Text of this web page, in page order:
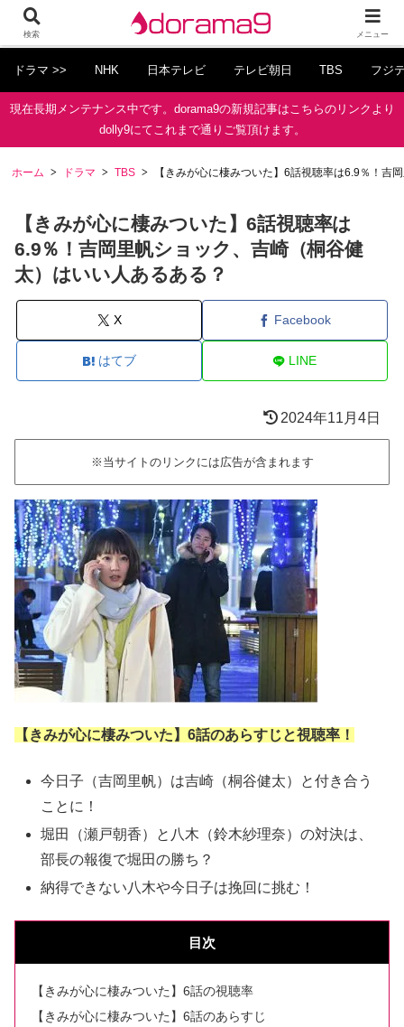
ドラマ >> NHK 日本テレビ テレビ朝日 TBS フジ
現在長期メンテナンス中です。dorama9の新規記事はこちらのリンクより
dolly9にてこれまで通りご覧頂けます。
ホーム ドラマ TBS 【きみが心に棲みついた】6話視聴率は6.9％！吉
【きみが心に棲みついた】6話視聴率は
6.9％！吉岡里帆ショック、吉崎（桐谷健
太）はいい人あるある？
X Facebook
はてブ LINE
2024年11月4日
※当サイトのリンクには広告が含まれます
【きみが心に棲みついた】6話のあらすじと視聴率！
今日子（吉岡里帆）は吉崎（桐谷健太）と付き合う
ことに！
堀田（瀬戸朝香）と八木（鈴木紗理奈）の対決は、
部長の報復で堀田の勝ち？
納得できない八木や今日子は挽回に挑む！
目次
【きみが心に棲みついた】6話の視聴率
【きみが心に棲みついた】6話のあらすじ
検索 メニュー